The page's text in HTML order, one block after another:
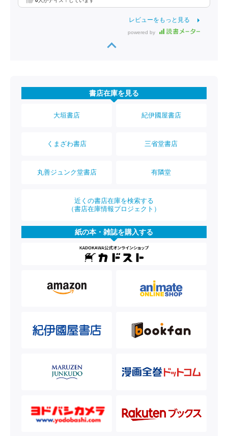
レビューをもっと見る
powered by
書店在庫を見る
大垣書店 紀伊國屋書店
くまざわ書店 三省堂書店
丸善ジュンク堂書店 有隣堂
近くの書店在庫を検索する
（書店在庫情報プロジェクト）
紙の本・雑誌を購入する